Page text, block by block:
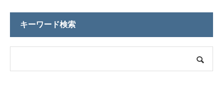
キーワード検索